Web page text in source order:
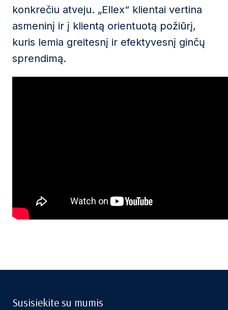
konkrečiu atveju. „Ellex“ klientai vertina
asmeninį ir į klientą orientuotą požiūrį,
kuris lemia greitesnį ir efektyvesnį ginčų
sprendimą.
Susisiekite su mumis